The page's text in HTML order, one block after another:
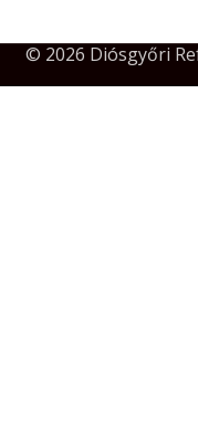
© 2026 Diósgyőri